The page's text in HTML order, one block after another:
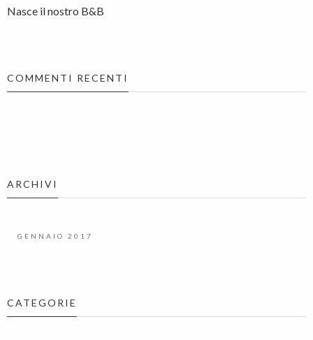
Nasce il nostro B&B
COMMENTI RECENTI
ARCHIVI
GENNAIO 2017
CATEGORIE